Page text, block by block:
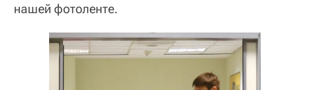
нашей фотоленте.